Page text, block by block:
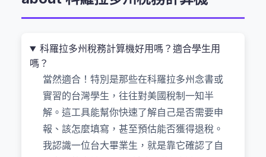
的「本地化稅務預估器」。它不會把你輸入的收入資
料傳到遠端伺服器，所有計算都在你的 Chrome 或
理」）。這種設計讓你安心使用，即使你是自由職業
者、兼差打工族，或是剛拿到第一份海外薪水的學
生，都不用擔心個人隱私被洩漏。
我第一次用的時候還蠻驚訝的——原本以為要填一堆
表格才看得懂，結果只要輸入年收入、婚姻狀況、是
否有子女，再選要不要扣除退休金或醫療支出，幾秒
科羅拉多州稅務計算機好用嗎？適合學生用
嗎？
當然適合！特別是那些在科羅拉多州念書或
實習的台灣學生，往往對美國稅制一知半
解。這工具能幫你快速了解自己是否需要申
報、該怎麼填寫，甚至預估能否獲得退稅。
我認識一位台大畢業生，就是靠它確認了自